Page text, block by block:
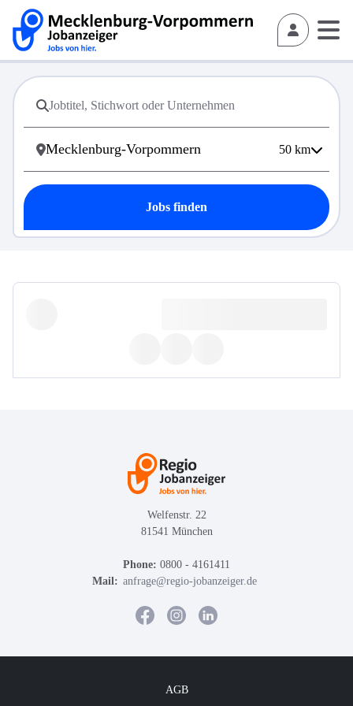
50 km
Jobs finden
Welfenstr. 22
81541 München
Phone: 0800 - 4161411
Mail: anfrage@regio-jobanzeiger.de
AGB